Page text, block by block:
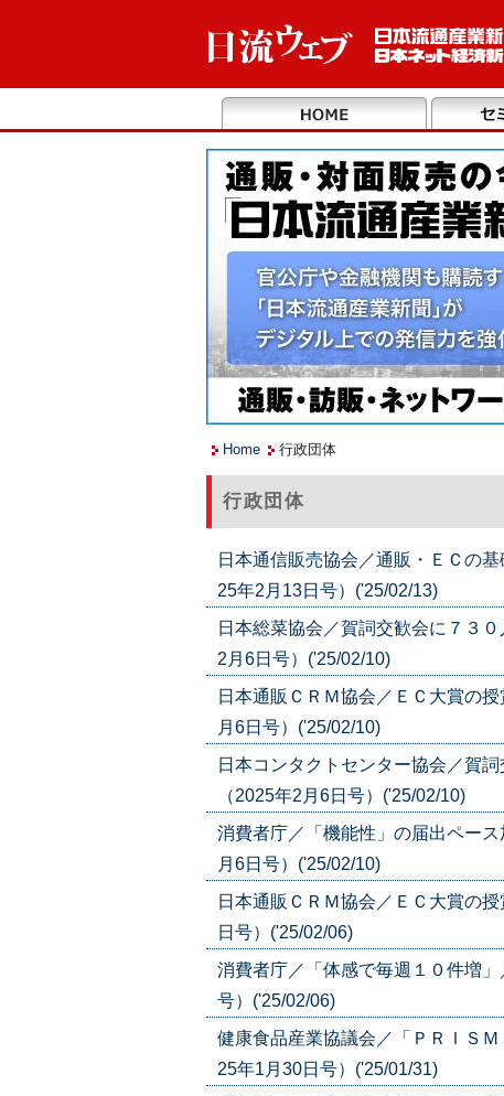
Home 行政団体
行政団体
日本通信販売協会／通販・ＥＣの
25年2月13日号）('25/02/13)
日本総菜協会／賀詞交歓会に７３
2月6日号）('25/02/10)
日本通販ＣＲＭ協会／ＥＣ大賞の
月6日号）('25/02/10)
日本コンタクトセンター協会／賀
（2025年2月6日号）('25/02/10)
消費者庁／「機能性」の届出ペー
月6日号）('25/02/10)
日本通販ＣＲＭ協会／ＥＣ大賞の
日号）('25/02/06)
消費者庁／「体感で毎週１０件増
号）('25/02/06)
健康食品産業協議会／「ＰＲＩＳ
25年1月30日号）('25/01/31)